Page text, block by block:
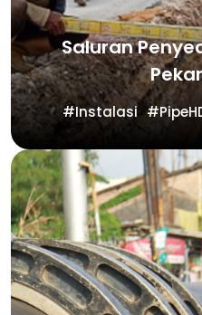
Saluran
Instalasi